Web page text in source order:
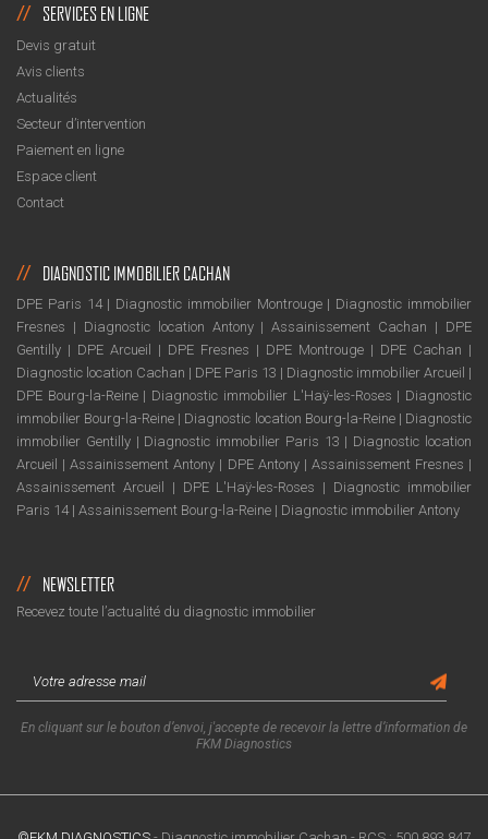
SERVICES EN LIGNE
Devis gratuit
Avis clients
Actualités
Secteur d’intervention
Paiement en ligne
Espace client
Contact
DIAGNOSTIC IMMOBILIER CACHAN
DPE Paris 14| Diagnostic immobilier Montrouge| Diagnostic immobilier
Fresnes | Diagnostic location Antony|Assainissement Cachan | DPE
Gentilly | DPE Arcueil | DPE Fresnes | DPE Montrouge | DPE Cachan |
Diagnostic location Cachan | DPE Paris 13 | Diagnostic immobilier Arcueil |
DPE Bourg-la-Reine| Diagnostic immobilier L'Haÿ-les-Roses | Diagnostic
immobilier Bourg-la-Reine | Diagnostic location Bourg-la-Reine| Diagnostic
immobilier Gentilly| Diagnostic immobilier Paris 13 | Diagnostic location
Arcueil |Assainissement Antony | DPE Antony| Assainissement Fresnes |
Assainissement Arcueil | DPE L'Haÿ-les-Roses | Diagnostic immobilier
Paris 14| Assainissement Bourg-la-Reine | Diagnostic immobilier Antony
NEWSLETTER
Recevez toute l’actualité du diagnostic immobilier
En cliquant sur le bouton d’envoi, j'accepte de recevoir la lettre d’information de
FKM Diagnostics